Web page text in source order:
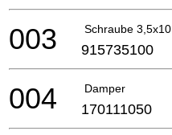
Schraube 3,5x10
003 915735100
Damper
004 170111050